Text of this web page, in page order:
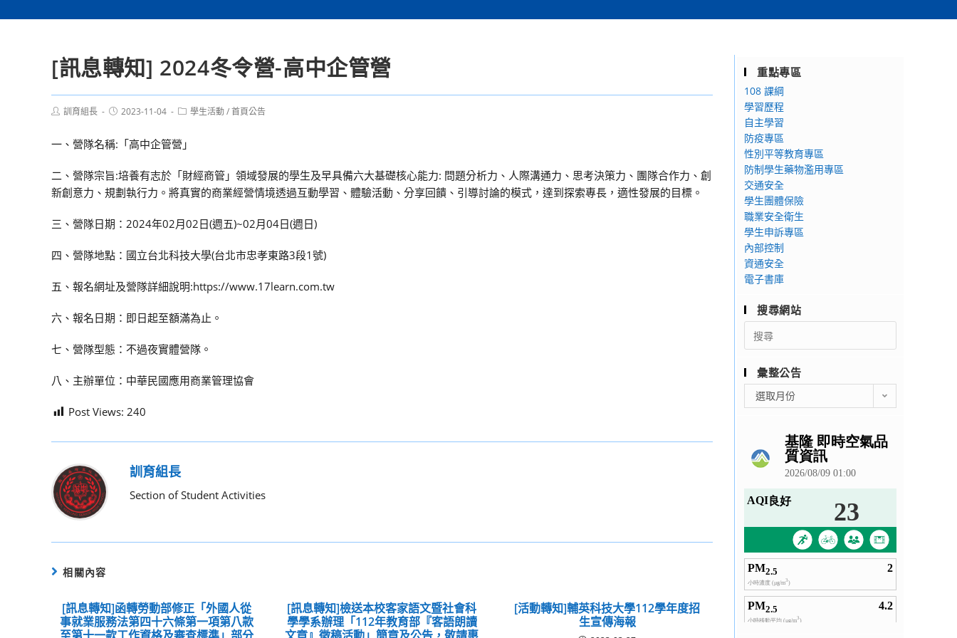
[訊息轉知] 2024冬令營-高中企管營
Post訓育組長
Post2023-11-04
Post學生活動/首頁公告
一、營隊名稱:「高中企管營」
二、營隊宗旨:培養有志於「財經商管」領域發展的學生及早具備六大基礎核心能力: 問題分析力、人際溝通力、思考決策力、團隊合作力、創
新創意力、規劃執行力。將真實的商業經營情境透過互動學習、體驗活動、分享回饋、引導討論的模式，達到探索專長，適性發展的目標。
三、營隊日期：2024年02月02日(週五)~02月04日(週日)
四、營隊地點：國立台北科技大學(台北市忠孝東路3段1號)
五、報名網址及營隊詳細說明:https://www.17learn.com.tw
六、報名日期：即日起至額滿為止。
七、營隊型態：不過夜實體營隊。
八、主辦單位：中華民國應用商業管理協會
Post Views: 240
訓育組長
Section of Student Activities
相關內容
[訊息轉知]函轉勞動部修正「外國人從
事就業服務法第四十六條第一項第八款
[訊息轉知]檢送本校客家語文暨社會科
學學系辦理「112年教育部『客語朗讀
[活動轉知]輔英科技大學112學年度招
生宣傳海報
重點專區
108 課綱
學習歷程
自主學習
防疫專區
性別平等教育專區
防制學生藥物濫用專區
交通安全
學生團體保險
職業安全衛生
學生申訴專區
內部控制
資通安全
電子書庫
搜尋網站
Search
for:
彙整公告
整
選取月份